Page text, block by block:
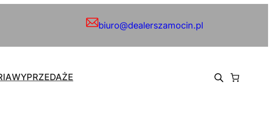
biuro@dealerszamocin.pl
WYPRZEDAŻE